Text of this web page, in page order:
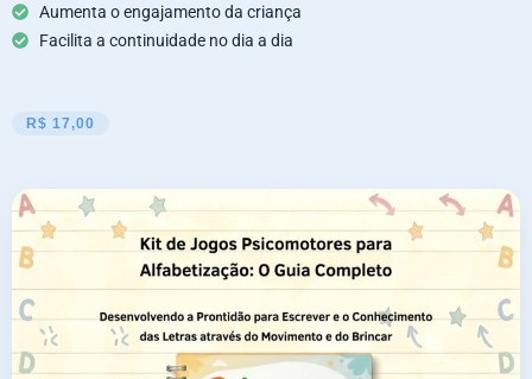
Aumenta o engajamento da criança
Facilita a continuidade no dia a dia
R$ 17,00